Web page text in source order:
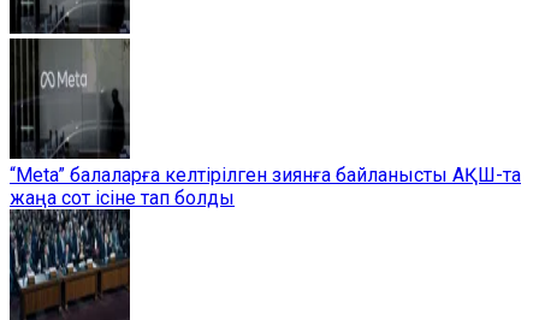
“Meta” балаларға келтірілген зиянға байланысты АҚШ-та
жаңа сот ісіне тап болды